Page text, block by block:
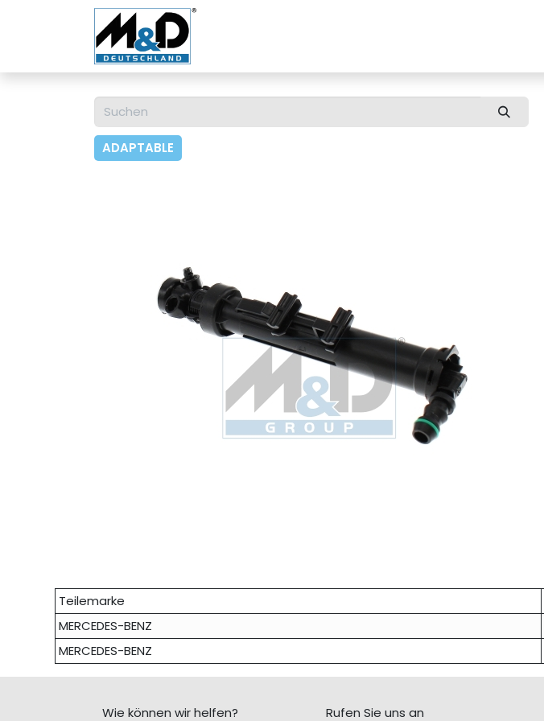
ADAPTABLE
Teilemarke
MERCEDES-BENZ
MERCEDES-BENZ
Wie können wir helfen? Rufen Sie uns an